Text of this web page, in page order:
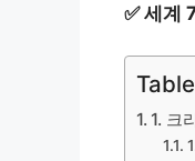
✅세계
1. 크